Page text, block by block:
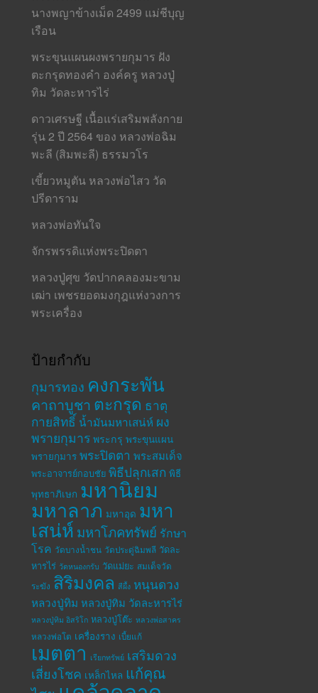
นางพญาข้างเม็ด 2499 แม่ชีบุญ
เรือน
พระขุนแผนผงพรายกุมาร ฝัง
ตะกรุดทองคำ องค์ครู หลวงปู่
ทิม วัดละหารไร่
ดาวเศรษฐี เนื้อแร่เสริมพลังกาย
รุ่น 2 ปี 2564 ของ หลวงพ่อฉิม
พะลี (สิมพะลี) ธรรมวโร
เขี้ยวหมูตัน หลวงพ่อไสว วัด
ปรีดาราม
หลวงพ่อทันใจ
จักรพรรดิแห่งพระปิดตา
หลวงปู่ศุข วัดปากคลองมะขาม
เฒ่า เพชรยอดมงกุฎแห่งวงการ
พระเครื่อง
ป้ายกำกับ
กุมารทอง คงกระพัน
คาถาบูชา ตะกรุด ธาตุ
กายสิทธิ์ น้ำมันมหาเสน่ห์ ผง
พรายกุมาร พระกรุ พระขุนแผน
พรายกุมาร พระปิดตา พระสมเด็จ
พระอาจารย์กอบชัย พิธีปลุกเสก พิธี
พุทธาภิเษก มหานิยม
มหาลาภ มหาอุด มหา
เสน่ห์ มหาโภคทรัพย์ รักษา
โรค วัดบางน้ำชน วัดประดู่ฉิมพลี วัดละ
หารไร่ วัดหนองกรับ วัดแม่ยะ สมเด็จวัด
ระฆัง สิริมงคล สีผึ้ง หนุนดวง
หลวงปู่ทิม หลวงปู่ทิม วัดละหารไร่
หลวงปู่ทิม อิสริโก หลวงปู่โต๊ะ หลวงพ่อสาคร
หลวงพ่อโต เครื่องราง เบี้ยแก้
เมตตา เรียกทรัพย์ เสริมดวง
เสี่ยงโชค เหล็กไหล แก้คุณ